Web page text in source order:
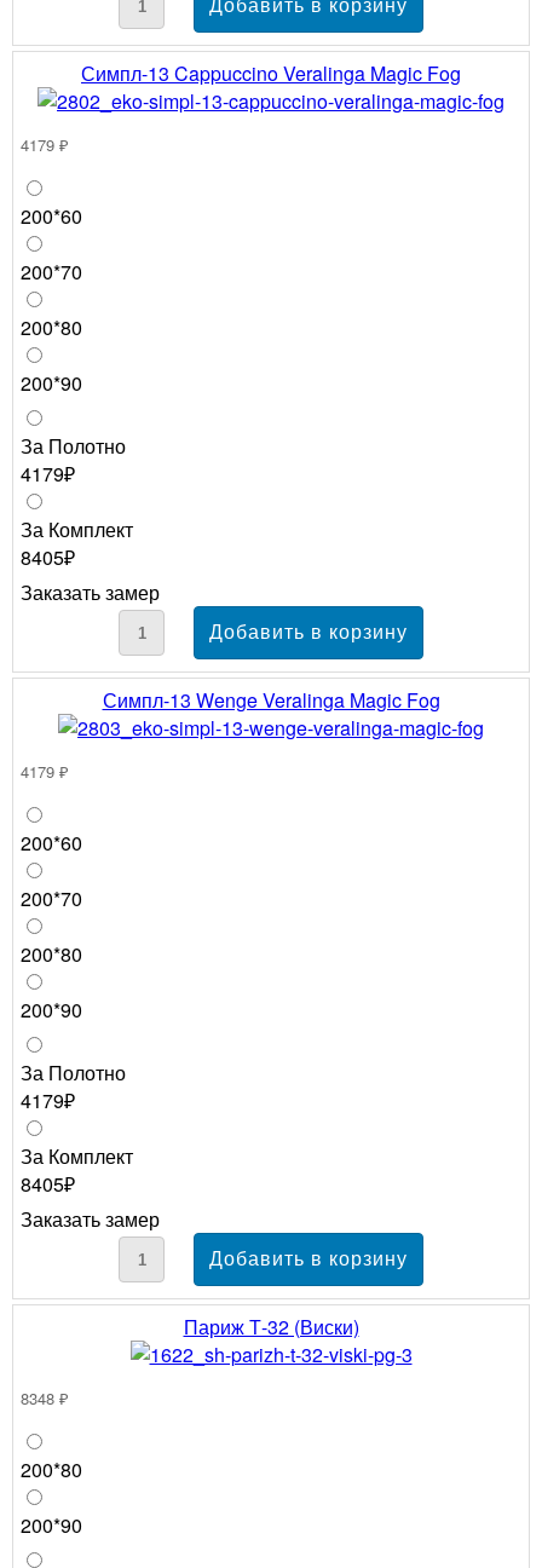
Симпл-13 Cappuccino Veralinga Magic Fog
4179 ₽
200*60
200*70
200*80
200*90
За Полотно
4179₽
За Комплект
8405₽
Заказать замер
Симпл-13 Wenge Veralinga Magic Fog
4179 ₽
200*60
200*70
200*80
200*90
За Полотно
4179₽
За Комплект
8405₽
Заказать замер
Париж Т-32 (Виски)
8348 ₽
200*80
200*90